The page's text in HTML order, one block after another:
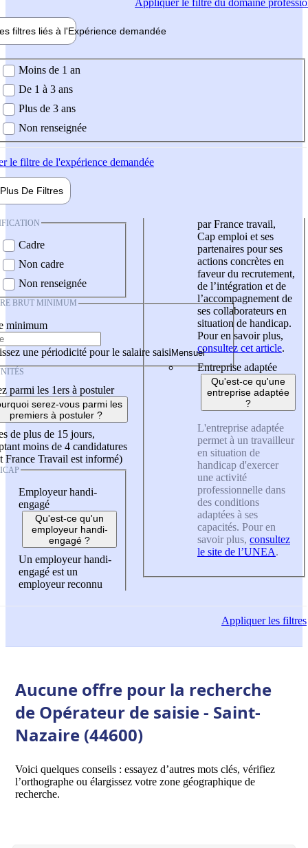
Appliquerle filtre du domaine
filtres liés à l'Expérience demandée
demandée
Moins de 1 an
De 1 à 3 ans
Plus de 3 ans
Non renseignée
le filtre de l'expérience demandée
Plus De Filtres
Cadre
Non cadre
Non renseignée
BRUT MINIMUM
minimum
une périodicité pour le salaire saisi
parmi les 1ers à postuler
serez-vous parmi les
premiers à postuler ?
de plus de 15 jours,
moins de 4 candidatures
France Travail est informé)
Employeur handi-
engagé
Qu'est-ce qu'un
employeur handi-
engagé ?
Un employeur handi-
engagé est un
employeur reconnu
par France travail,
Cap emploi et ses
partenaires pour ses
actions concrètes en
faveur du recrutement,
de l’intégration et de
l’accompagnement de
ses collaborateurs en
situation de handicap.
Pour en savoir plus,
consultez cet article.
Entreprise adaptée
Qu'est-ce qu'une
entreprise adaptée
?
L'entreprise adaptée
permet à un travailleur
en situation de
handicap d'exercer
une activité
professionnelle dans
des conditions
adaptées à ses
capacités. Pour en
savoir plus, consultez
le site de l’UNEA.
Appliquerles filtres
Aucune offre pour la recherche
de Opérateur de saisie - Saint-
Nazaire (44600)
Voici quelques conseils : essayez d’autres mots clés, vérifiez
l’orthographe ou élargissez votre zone géographique de
recherche.